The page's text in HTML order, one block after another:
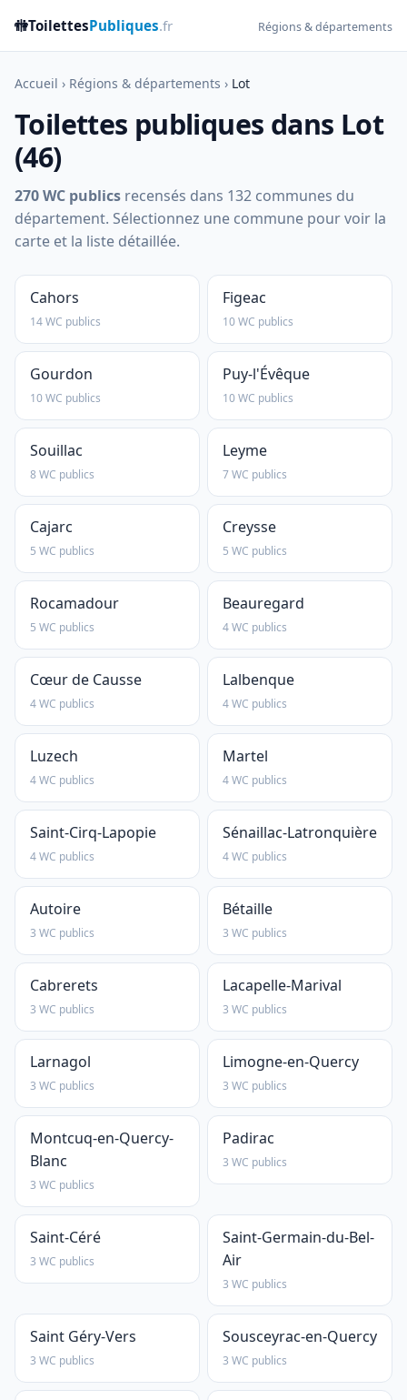
🚻ToilettesPubliques.fr Régions & départements
Accueil › Régions & départements › Lot
Toilettes publiques dans Lot
(46)
270 WC publics recensés dans 132 communes du
département. Sélectionnez une commune pour voir la
carte et la liste détaillée.
Cahors
14 WC publics
Figeac
10 WC publics
Gourdon
10 WC publics
Puy-l'Évêque
10 WC publics
Souillac
8 WC publics
Leyme
7 WC publics
Cajarc
5 WC publics
Creysse
5 WC publics
Rocamadour
5 WC publics
Beauregard
4 WC publics
Cœur de Causse
4 WC publics
Lalbenque
4 WC publics
Luzech
4 WC publics
Martel
4 WC publics
Saint-Cirq-Lapopie
4 WC publics
Sénaillac-Latronquière
4 WC publics
Autoire
3 WC publics
Bétaille
3 WC publics
Cabrerets
3 WC publics
Lacapelle-Marival
3 WC publics
Larnagol
3 WC publics
Limogne-en-Quercy
3 WC publics
Montcuq-en-Quercy-
Blanc
3 WC publics
Padirac
3 WC publics
Saint-Céré
3 WC publics
Saint-Germain-du-Bel-
Air
3 WC publics
Saint Géry-Vers
3 WC publics
Sousceyrac-en-Quercy
3 WC publics